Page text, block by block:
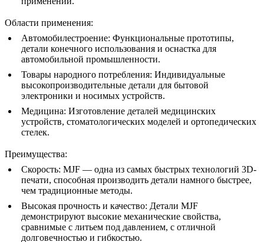
Области применения:
Автомобилестроение: Функциональные прототипы,
детали конечного использования и оснастка для
автомобильной промышленности.
Товары народного потребления: Индивидуальные
высокопроизводительные детали для бытовой
электроники и носимых устройств.
Медицина: Изготовление деталей медицинских
устройств, стоматологических моделей и ортопедических
стелек.
Преимущества:
Скорость: MJF — одна из самых быстрых технологий 3D-
печати, способная производить детали намного быстрее,
чем традиционные методы.
Высокая прочность и качество: Детали MJF
демонстрируют высокие механические свойства,
сравнимые с литьем под давлением, с отличной
долговечностью и гибкостью.